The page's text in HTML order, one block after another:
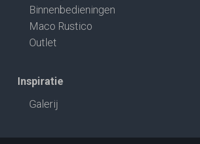
Binnenbedieningen
Maco Rustico
Outlet
Inspiratie
Galerij